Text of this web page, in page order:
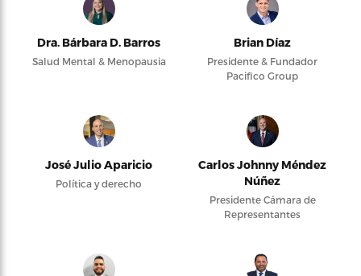
Dra. Bárbara D. Barros
Salud Mental & Menopausia
Brian Díaz
Presidente & Fundador
Pacifico Group
José Julio Aparicio
Política y derecho
Carlos Johnny Méndez
Núñez
Presidente Cámara de
Representantes